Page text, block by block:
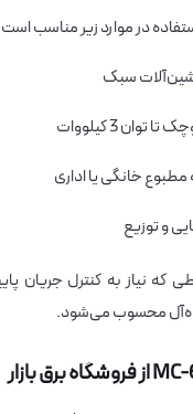
سبک
3 کیلووات
خانگی یا اداری
و توزیع
که نیاز به کنترل جریان
محسوب می‌شود.